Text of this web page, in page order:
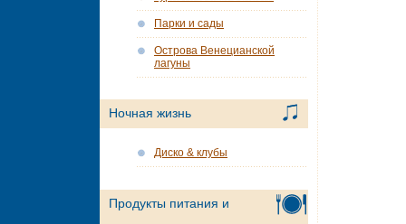
Парки и сады
Острова Венецианской
лагуны
Ночная жизнь
Диско & клубы
Продукты питания и